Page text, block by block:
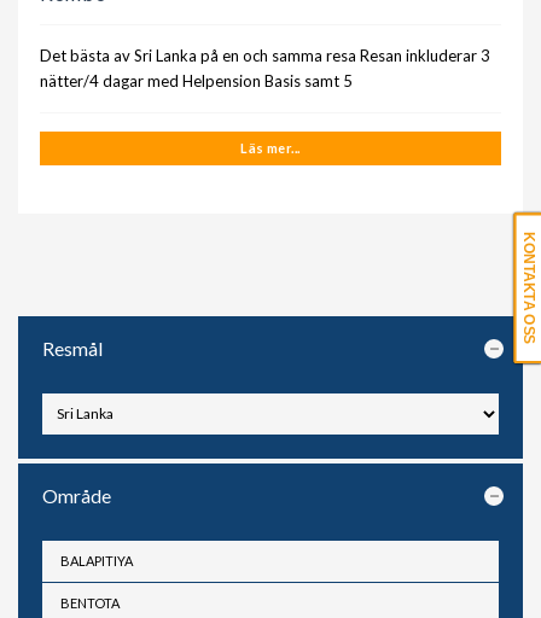
Det bästa av Sri Lanka på en och samma resa Resan inkluderar 3
nätter/4 dagar med Helpension Basis samt 5
Läs mer...
Resmål
Område
BALAPITIYA
BENTOTA
KONTAKTA OSS